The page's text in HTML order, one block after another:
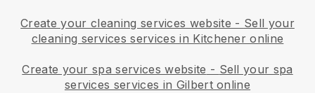
Create your cleaning services website - Sell your
cleaning services services in Kitchener online
Create your spa services website - Sell your spa
services services in Gilbert online